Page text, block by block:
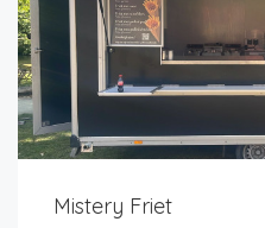
Mistery Friet